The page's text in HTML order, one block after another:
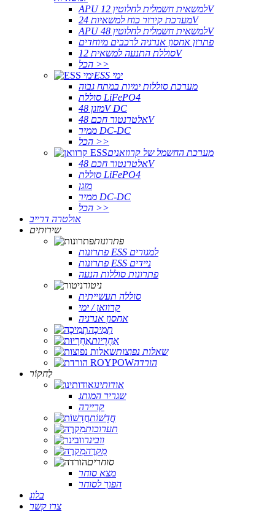
APU למשאית חשמלית לחלוטין 12V
מערכת קירור כוח למשאיות 24V
APU למשאית חשמלית לחלוטין 48V
פתרון אחסון אנרגיה לרכבים מיוחדים
סוללת התנעה למשאית 12V
הכל >>
ESS ימי
מערכת סוללות ימיות במתח גבוה
סוללת LiFePO4
מזגן 48V DC
אלטרנטור חכם 48V
ממיר DC-DC
הכל >>
מערכת החשמל של קרוואנים
אלטרנטור חכם 48V
סוללת LiFePO4
מזגן
ממיר DC-DC
הכל >>
אולטרה דרייב
שירותים
פתרונות
פתרונות ESS למגורים
פתרונות ESS ניידים
פתרונות סוללות הנעה
ניטור
סוללה תעשייתית
קרוואן / ימי
אחסון אנרגיה
תְמִיכָה
אַחֲרָיוּת
שאלות נפוצות
הורדה
לַחקוֹר
אודותינו
שגריר המותג
קריירה
חֲדָשׁוֹת
תערוכות
וובינר
מִקרֶה
סוחרים
מצא סוחר
הפוך לסוחר
בלוג
צרו קשר